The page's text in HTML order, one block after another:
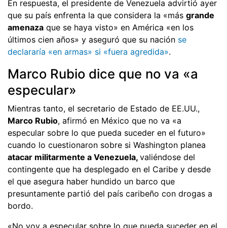
En respuesta, el presidente de Venezuela advirtió ayer
que su país enfrenta la que considera la «más grande
amenaza que se haya visto» en América «en los
últimos cien años» y aseguró que su nación se
declararía «en armas» si «fuera agredida».
Marco Rubio dice que no va «a
especular»
Mientras tanto, el secretario de Estado de EE.UU.,
Marco Rubio, afirmó en México que no va «a
especular sobre lo que pueda suceder en el futuro»
cuando lo cuestionaron sobre si Washington planea
atacar militarmente a Venezuela, valiéndose del
contingente que ha desplegado en el Caribe y desde
el que asegura haber hundido un barco que
presuntamente partió del país caribeño con drogas a
bordo.
«No voy a especular sobre lo que pueda suceder en el